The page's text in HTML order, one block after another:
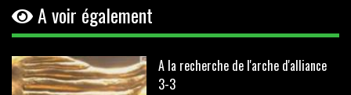
A voir également
A la recherche de l'arche d'alliance
3-3